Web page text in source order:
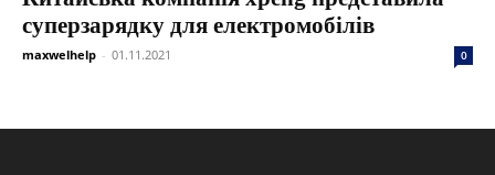
суперзарядку для електромобілів
maxwelhelp - 01.11.2021 0